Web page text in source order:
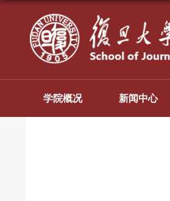
学院概况 新闻中心